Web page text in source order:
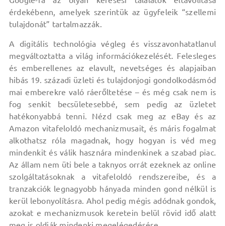
érdekébenn, amelyek szerintük az ügyfeleik “szellemi
tulajdonát” tartalmazzák.
A digitális technológia végleg és visszavonhatatlanul
megváltoztatta a világ információkezelését. Felesleges
és emberellenes az elavult, nevetséges és alapjaiban
hibás 19. századi üzleti és tulajdonjogi gondolkodásmód
mai emberekre való ráerőltetése – és még csak nem is
fog senkit becsületesebbé, sem pedig az üzletet
hatékonyabbá tenni. Nézd csak meg az eBay és az
Amazon vitafeloldó mechanizmusait, és máris fogalmat
alkothatsz róla magadnak, hogy hogyan is véd meg
mindenkit és válik hasznára mindenkinek a szabad piac.
Az állam nem üti bele a taknyos orrát ezeknek az online
szolgáltatásoknak a vitafeloldó rendszereibe, és a
tranzakciók legnagyobb hányada minden gond nélkül is
kerül lebonyolításra. Ahol pedig mégis adódnak gondok,
azokat e mechanizmusok keretein belül rövid idő alatt